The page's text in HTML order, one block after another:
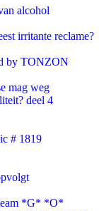
alcohol
irritante reclame?
by TONZON
mag weg
deel 4
# 1819
*G* *O*